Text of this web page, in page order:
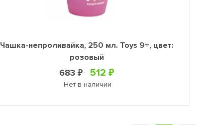
Чашка-непроливайка, 250 мл. Toys 9+, цвет:
розовый
683 ₽ 512 ₽
Нет в наличии